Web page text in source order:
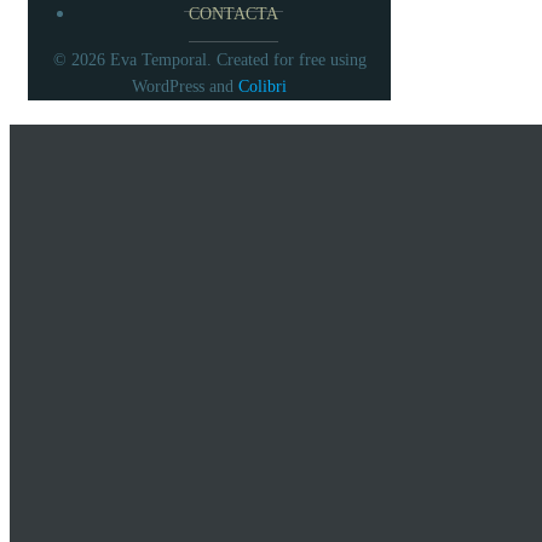
CONTACTA
© 2026 Eva Temporal. Created for free using
WordPress andColibri